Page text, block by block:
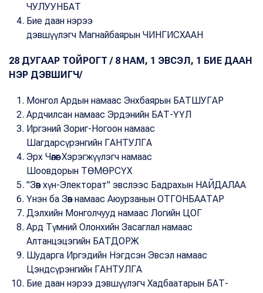
ЧУЛУУНБАТ
Бие даан нэрээ
дэвшүүлэгч Магнайбаярын ЧИНГИСХААН
28 ДУГААР ТОЙРОГТ / 8 НАМ, 1 ЭВСЭЛ, 1 БИЕ ДААН
НЭР ДЭВШИГЧ/
Монгол Ардын намаас Энхбаярын БАТШУГАР
Ардчилсан намаас Эрдэнийн БАТ-ҮҮЛ
Иргэний Зориг-Ногоон намаас
Шагдарсүрэнгийн ГАНТУЛГА
Эрх Чөлөөг Хэрэгжүүлэгч намаас
Шоовдорын ТӨМӨРСҮХ
"Зөв хүн-Электорат" эвслээс Бадрахын НАЙДАЛАА
Үнэн ба Зөв намаас Аюурзанын ОТГОНБААТАР
Дэлхийн Монголчууд намаас Логийн ЦОГ
Ард Түмний Олонхийн Засаглал намаас
Алтанцэцэгийн БАТДОРЖ
Шударга Иргэдийн Нэгдсэн Эвсэл намаас
Цэндсүрэнгийн ГАНТУЛГА
Бие даан нэрээ дэвшүүлэгч Хадбаатарын БАТ-